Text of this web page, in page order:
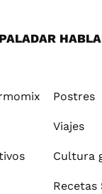
Postres
Viajes
Cultura
Recetas